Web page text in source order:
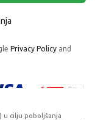
Privacy Policy and
u cilju poboljšanja